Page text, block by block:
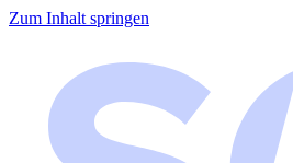
Zum Inhalt springen